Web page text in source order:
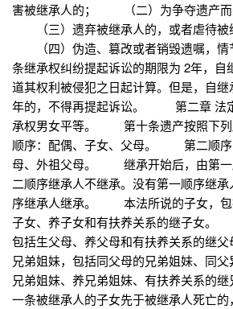
害被继承人的； （二）为争夺遗产而
（三）遗弃被继承人的，或者虐待被
（四）伪造、篡改或者销毁遗嘱，
条继承权纠纷提起诉讼的期限为 2年，自
道其权利被侵犯之日起计算。但是，自
年的，不得再提起诉讼。 第二章
承权男女平等。 第十条遗产按照
顺序：配偶、子女、父母。 第二顺序
母、外祖父母。 继承开始后，由第一
二顺序继承人不继承。没有第一顺序继
序继承人继承。 本法所说的子女，包
子女、养子女和有扶养关系的继子女。
包括生父母、养父母和有扶养关系的
兄弟姐妹，包括同父母的兄弟姐妹、同
兄弟姐妹、养兄弟姐妹、有扶养关系
一条被继承人的子女先于被继承人死亡